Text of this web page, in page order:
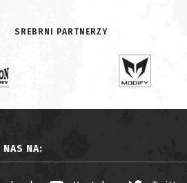
SREBRNI PARTNERZY
NAS NA: